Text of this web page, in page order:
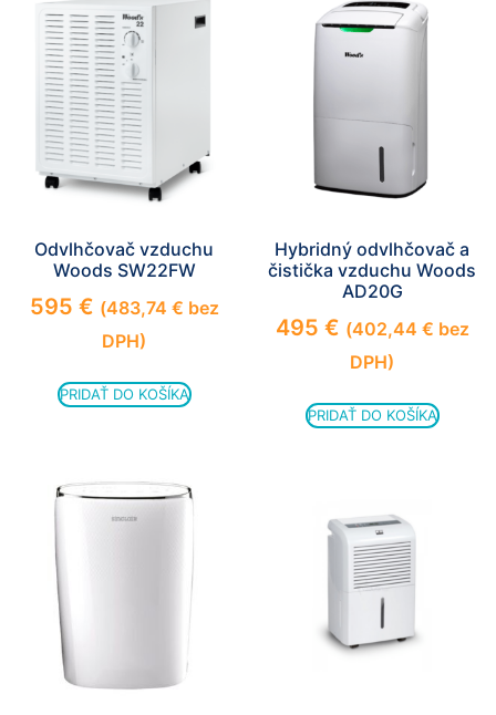
Odvlhčovač vzduchu
Woods SW22FW
595 € (483,74 € bez
DPH)
PRIDAŤ DO KOŠÍKA
Hybridný odvlhčovač a
čistička vzduchu Woods
AD20G
495 € (402,44 € bez
DPH)
PRIDAŤ DO KOŠÍKA